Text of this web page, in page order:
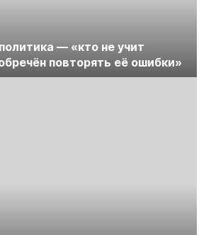
— «кто не учит
повторять её ошибки»